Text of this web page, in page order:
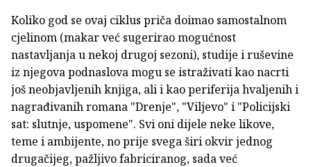
Koliko god se ovaj ciklus priča doimao samostalnom
cjelinom (makar već sugerirao mogućnost
nastavljanja u nekoj drugoj sezoni), studije i ruševine
iz njegova podnaslova mogu se istraživati kao nacrti
još neobjavljenih knjiga, ali i kao periferija hvaljenih i
nagrađivanih romana "Drenje", "Viljevo" i "Policijski
sat: slutnje, uspomene". Svi oni dijele neke likove,
teme i ambijente, no prije svega širi okvir jednog
drugačijeg, pažljivo fabriciranog, sada već